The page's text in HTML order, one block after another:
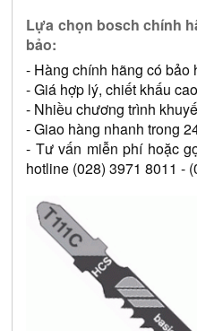
Lựa chọn bosch chính
bảo:
- Hàng chính hãng có bảo
- Giá hợp lý, chiết khấu cao
- Nhiều chương trình
- Giao hàng nhanh trong
- Tư vấn miễn phí hoặc
hotline (028) 3971 8011 -